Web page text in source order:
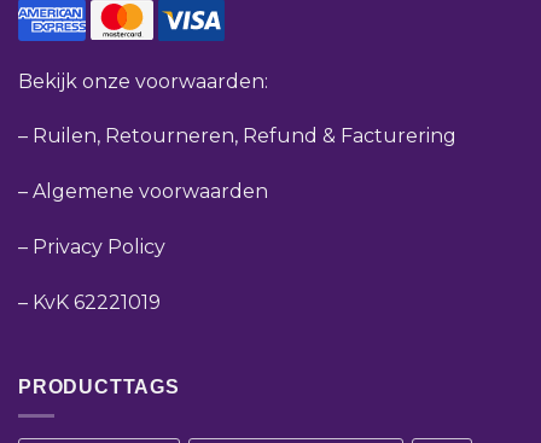
Bekijk onze voorwaarden:
– Ruilen, Retourneren, Refund & Facturering
– Algemene voorwaarden
– Privacy Policy
– KvK 62221019
PRODUCTTAGS